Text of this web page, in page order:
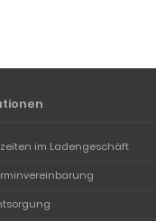
im Ladengeschäft